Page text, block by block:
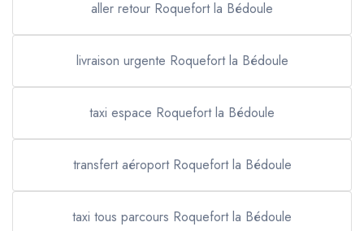
aller retour Roquefort la Bédoule
livraison urgente Roquefort la Bédoule
taxi espace Roquefort la Bédoule
transfert aéroport Roquefort la Bédoule
taxi tous parcours Roquefort la Bédoule